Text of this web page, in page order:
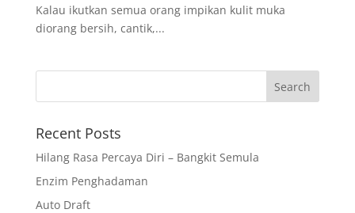
Kalau ikutkan semua orang impikan kulit muka
diorang bersih, cantik,...
Recent Posts
Hilang Rasa Percaya Diri – Bangkit Semula
Enzim Penghadaman
Auto Draft